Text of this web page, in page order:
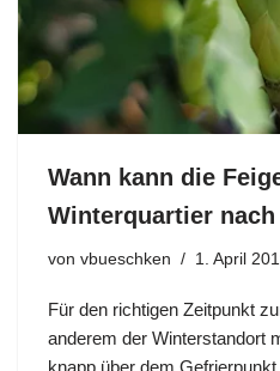
Wann kann die
Winterquartier
von vbueschken 1. April
Für den richtigen Zeitpunkt
anderem der Winterstandort